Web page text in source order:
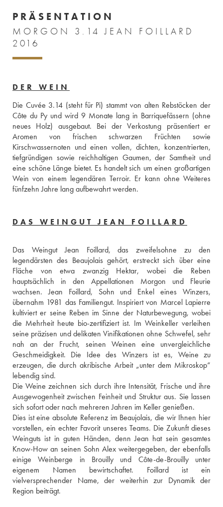
PRÄSENTATION
MORGON 3.14 JEAN FOILLARD
2016
DER WEIN
Die Cuvée 3.14 (steht für Pi) stammt von alten Rebstöcken der
Côte du Py und wird 9 Monate lang in Barriquefässern (ohne
neues Holz) ausgebaut. Bei der Verkostung präsentiert er
Aromen von frischen schwarzen Früchten sowie
Kirschwassernoten und einen vollen, dichten, konzentrierten,
tiefgründigen sowie reichhaltigen Gaumen, der Samtheit und
eine schöne Länge bietet. Es handelt sich um einen großartigen
Wein von einem legendären Terroir. Er kann ohne Weiteres
DAS WEINGUT JEAN FOILLARD
Das Weingut Jean Foillard, das zweifelsohne zu den
legendärsten des Beaujolais gehört, erstreckt sich über eine
Fläche von etwa zwanzig Hektar, wobei die Reben
hauptsächlich in den Appellationen Morgon und Fleurie
wachsen. Jean Foillard, Sohn und Enkel eines Winzers,
übernahm 1981 das Familiengut. Inspiriert von Marcel Lapierre
kultiviert er seine Reben im Sinne der Naturbewegung, wobei
die Mehrheit heute bio-zertifiziert ist. Im Weinkeller verleihen
seine präzisen und delikaten Vinifikationen ohne Schwefel, sehr
nah an der Frucht, seinen Weinen eine unvergleichliche
Geschmeidigkeit. Die Idee des Winzers ist es, Weine zu
erzeugen, die durch akribische Arbeit „unter dem Mikroskop“
lebendig sind.
Die Weine zeichnen sich durch ihre Intensität, Frische und ihre
Ausgewogenheit zwischen Feinheit und Struktur aus. Sie lassen
sich sofort oder nach mehreren Jahren im Keller genießen.
Dies ist eine absolute Referenz im Beaujolais, die wir Ihnen hier
vorstellen, ein echter Favorit unseres Teams. Die Zukunft dieses
Weinguts ist in guten Händen, denn Jean hat sein gesamtes
Know-How an seinen Sohn Alex weitergegeben, der ebenfalls
einige Weinberge in Brouilly und Côte-de-Brouilly unter
eigenem Namen bewirtschaftet. Foillard ist ein
vielversprechender Name, der weiterhin zur Dynamik der
Region beiträgt.